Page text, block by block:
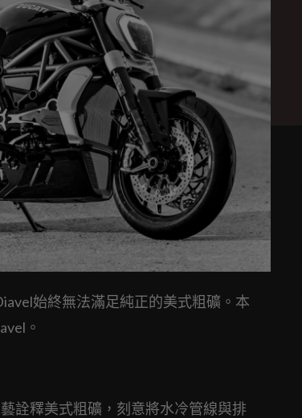
始終無法滿足純正的美式粗礦。本
。
詮釋美式粗礦，刻意將水冷管線與排